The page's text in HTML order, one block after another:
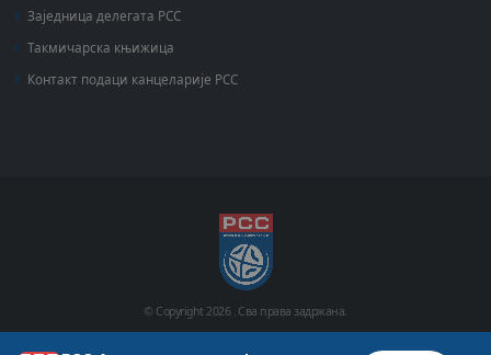
Заједница делегата РСС
Такмичарска књижица
Контакт подаци канцеларије РСС
© Copyright2026 . Сва права задржана.